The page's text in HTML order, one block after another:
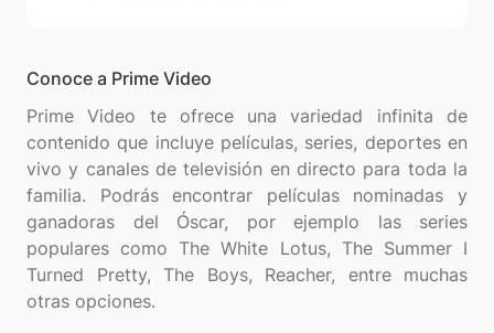
Conoce a Prime Video
Prime Video te ofrece una variedad infinita de
contenido que incluye películas, series, deportes en
vivo y canales de televisión en directo para toda la
familia. Podrás encontrar películas nominadas y
ganadoras del Óscar, por ejemplo las series
populares como The White Lotus, The Summer I
Turned Pretty, The Boys, Reacher, entre muchas
otras opciones.